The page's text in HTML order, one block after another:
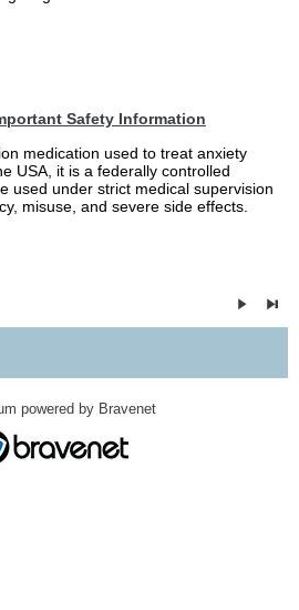
Safety Information
medication used to treat anxiety
USA, it is a federally controlled
used under strict medical supervision
misuse, and severe side effects.
powered by Bravenet